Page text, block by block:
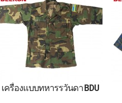
เครื่องแบบทหารรวันดา BDU